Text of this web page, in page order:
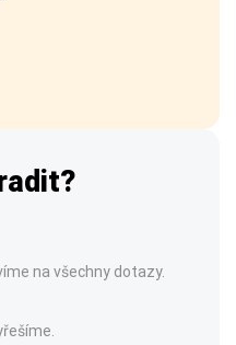
na všechny dotazy.